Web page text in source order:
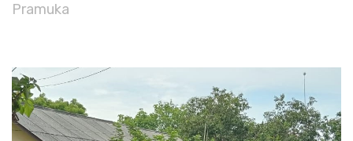
Pramuka